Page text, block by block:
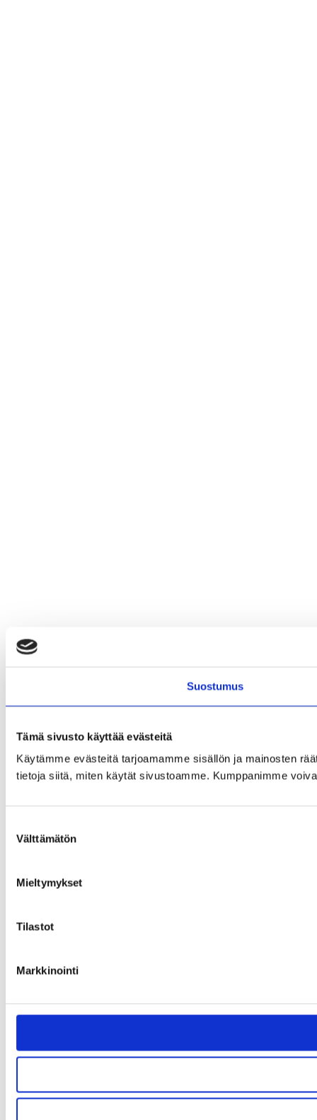
Suostumus
Tämä sivusto käyttää evästeitä
Käytämme evästeitä tarjoamamme sisällön ja mainosten
tietoja siitä, miten käytät sivustoamme. Kumppanimme
valinta
Välttämätön
Mieltymykset
Tilastot
Markkinointi